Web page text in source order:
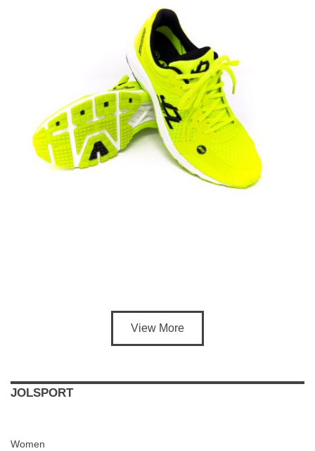
View More
JOLSPORT
Women